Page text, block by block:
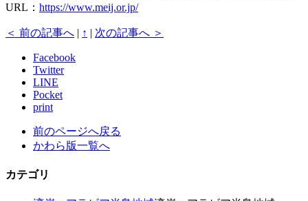
URL： https://www.meij.or.jp/
＜ 前の記事へ | ↑ | 次の記事へ ＞
Facebook
Twitter
LINE
Pocket
print
前のページへ戻る
かわら版一覧へ
カテゴリ